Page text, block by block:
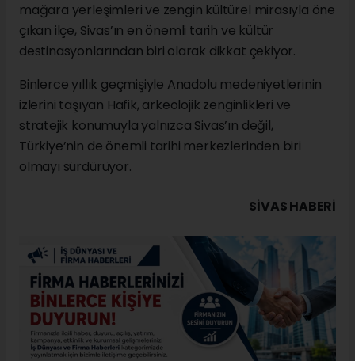
mağara yerleşimleri ve zengin kültürel mirasıyla öne
çıkan ilçe, Sivas’ın en önemli tarih ve kültür
destinasyonlarından biri olarak dikkat çekiyor.
Binlerce yıllık geçmişiyle Anadolu medeniyetlerinin
izlerini taşıyan Hafik, arkeolojik zenginlikleri ve
stratejik konumuyla yalnızca Sivas’ın değil,
Türkiye’nin de önemli tarihi merkezlerinden biri
olmayı sürdürüyor.
SIVAS HABERİ